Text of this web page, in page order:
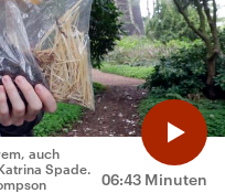
06:43 Minuten
auch
Spade.